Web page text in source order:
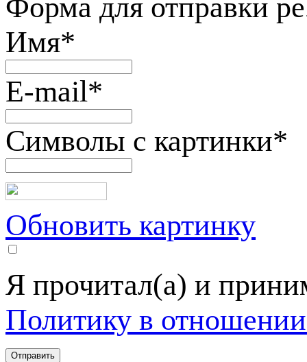
Форма для отправки
Имя*
E-mail*
Символы с картинки*
Обновить картинку
Я прочитал(а) и
Политику в